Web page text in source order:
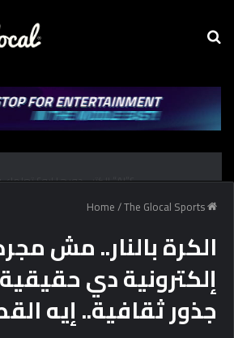
/The Glocal Sports
الكرة بالنار.. مش
إلكترونية دي
جذور ثقافية.. إيه